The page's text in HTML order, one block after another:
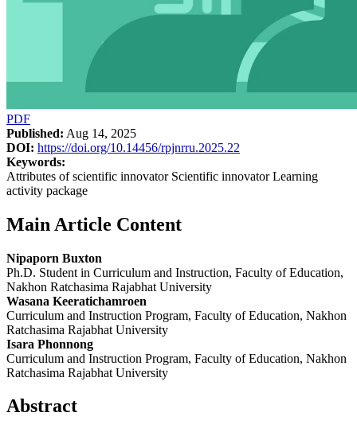
PDF
Published: Aug 14, 2025
DOI: https://doi.org/10.14456/rpjnrru.2025.22
Keywords:
Attributes of scientific innovator Scientific innovator Learning
activity package
Main Article Content
Nipaporn Buxton
Ph.D. Student in Curriculum and Instruction, Faculty of Education,
Nakhon Ratchasima Rajabhat University
Wasana Keeratichamroen
Curriculum and Instruction Program, Faculty of Education, Nakhon
Ratchasima Rajabhat University
Isara Phonnong
Curriculum and Instruction Program, Faculty of Education, Nakhon
Ratchasima Rajabhat University
Abstract